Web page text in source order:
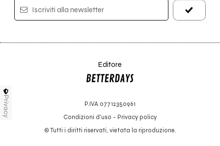
Iscriviti alla newsletter
Editore
P.IVA 07712350961
Condizioni d'uso - Privacy policy
© Tutti i diritti riservati, vietata la riproduzione.
Privacy